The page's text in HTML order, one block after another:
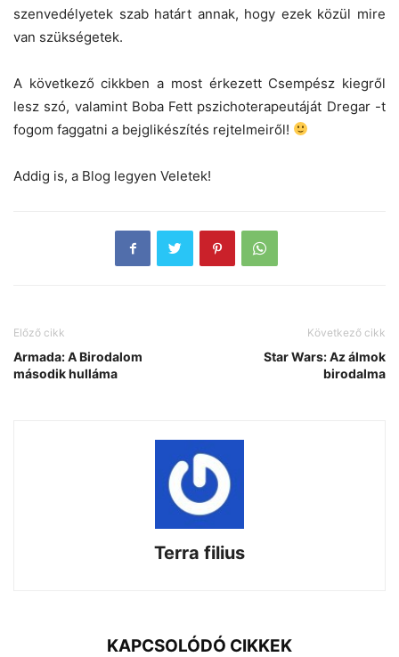
szenvedélyetek szab határt annak, hogy ezek közül mire
van szükségetek.
A következő cikkben a most érkezett Csempész kiegről
lesz szó, valamint Boba Fett pszichoterapeutáját Dregar -t
fogom faggatni a bejglikészítés rejtelmeiről!
Addig is, a Blog legyen Veletek!
Előző cikk
Armada: A Birodalom
második hulláma
Következő cikk
Star Wars: Az álmok
birodalma
Terra filius
KAPCSOLÓDÓ CIKKEK